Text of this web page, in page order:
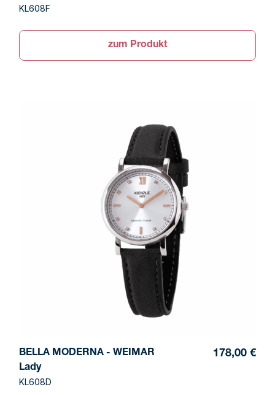
KL608F
zum Produkt
BELLA MODERNA - WEIMAR
Lady
KL608D
178,00 €